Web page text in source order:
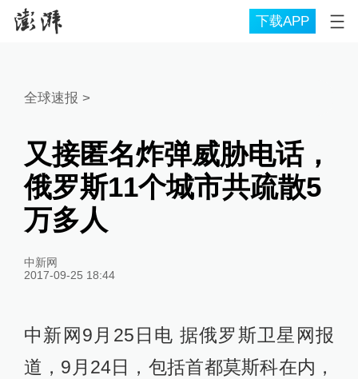
下载APP
全球速报 >
又接匿名炸弹威胁电话，
俄罗斯11个城市共疏散5
万多人
中新网
2017-09-25 18:44
中新网9月25日电 据俄罗斯卫星网报
道，9月24日，包括首都莫斯科在内，